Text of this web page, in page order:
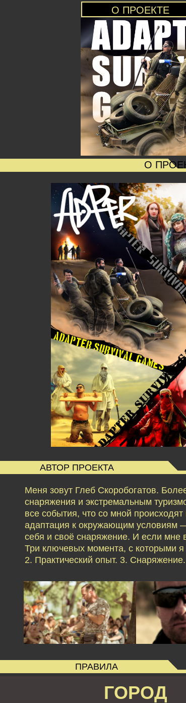
О ПРОЕКТЕ
О
АВТОР ПРОЕКТА
Меня зовут Глеб Скоробогатов.
снаряжения и экстремальным
все события, что со мной
адаптация к окружающим условиям
себя и своё снаряжение. И если мне
Три ключевых момента, с которыми
2. Практический опыт. 3. Снаряжение.
ПРАВИЛА
ГОРОД